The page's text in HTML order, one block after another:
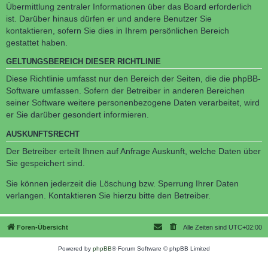
Übermittlung zentraler Informationen über das Board erforderlich
ist. Darüber hinaus dürfen er und andere Benutzer Sie
kontaktieren, sofern Sie dies in Ihrem persönlichen Bereich
gestattet haben.
GELTUNGSBEREICH DIESER RICHTLINIE
Diese Richtlinie umfasst nur den Bereich der Seiten, die die phpBB-
Software umfassen. Sofern der Betreiber in anderen Bereichen
seiner Software weitere personenbezogene Daten verarbeitet, wird
er Sie darüber gesondert informieren.
AUSKUNFTSRECHT
Der Betreiber erteilt Ihnen auf Anfrage Auskunft, welche Daten über
Sie gespeichert sind.
Sie können jederzeit die Löschung bzw. Sperrung Ihrer Daten
verlangen. Kontaktieren Sie hierzu bitte den Betreiber.
Foren-Übersicht Alle Zeiten sind UTC+02:00
Powered by phpBB® Forum Software © phpBB Limited